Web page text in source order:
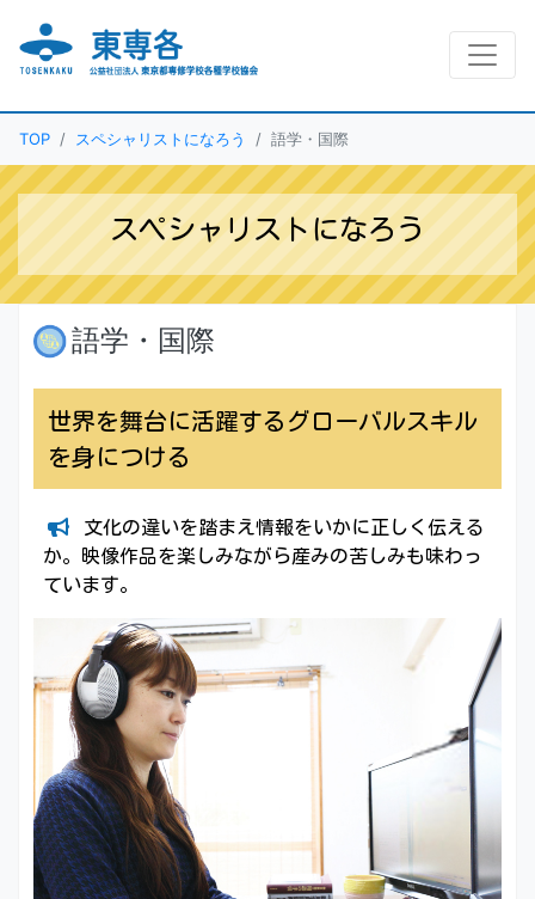
TOP スペシャリストになろう 語学・国際
スペシャリストになろう
語学・国際
世界を舞台に活躍するグローバルスキル
を身につける
文化の違いを踏まえ情報をいかに正しく伝える
か。映像作品を楽しみながら産みの苦しみも味わっ
ています。